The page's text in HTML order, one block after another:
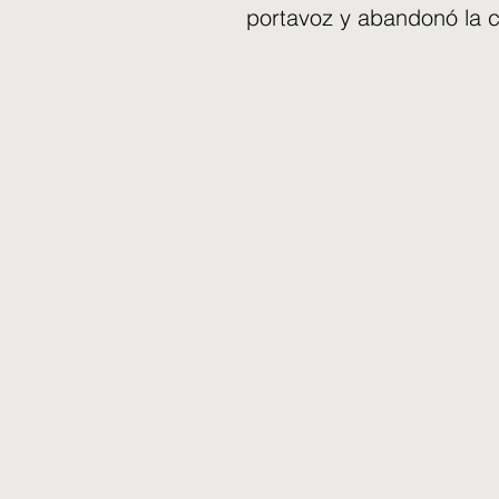
portavoz y abandonó la